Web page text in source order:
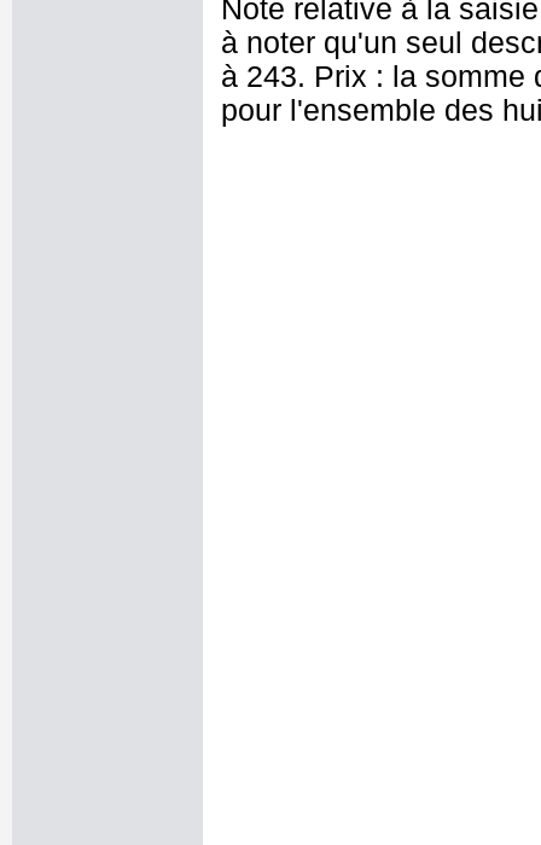
Note relative à la
à noter qu'un seul
à 243. Prix : la somme
pour l'ensemble des